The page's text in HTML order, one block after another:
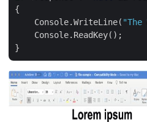
{
    Console.WriteLine(
    Console.ReadKey();